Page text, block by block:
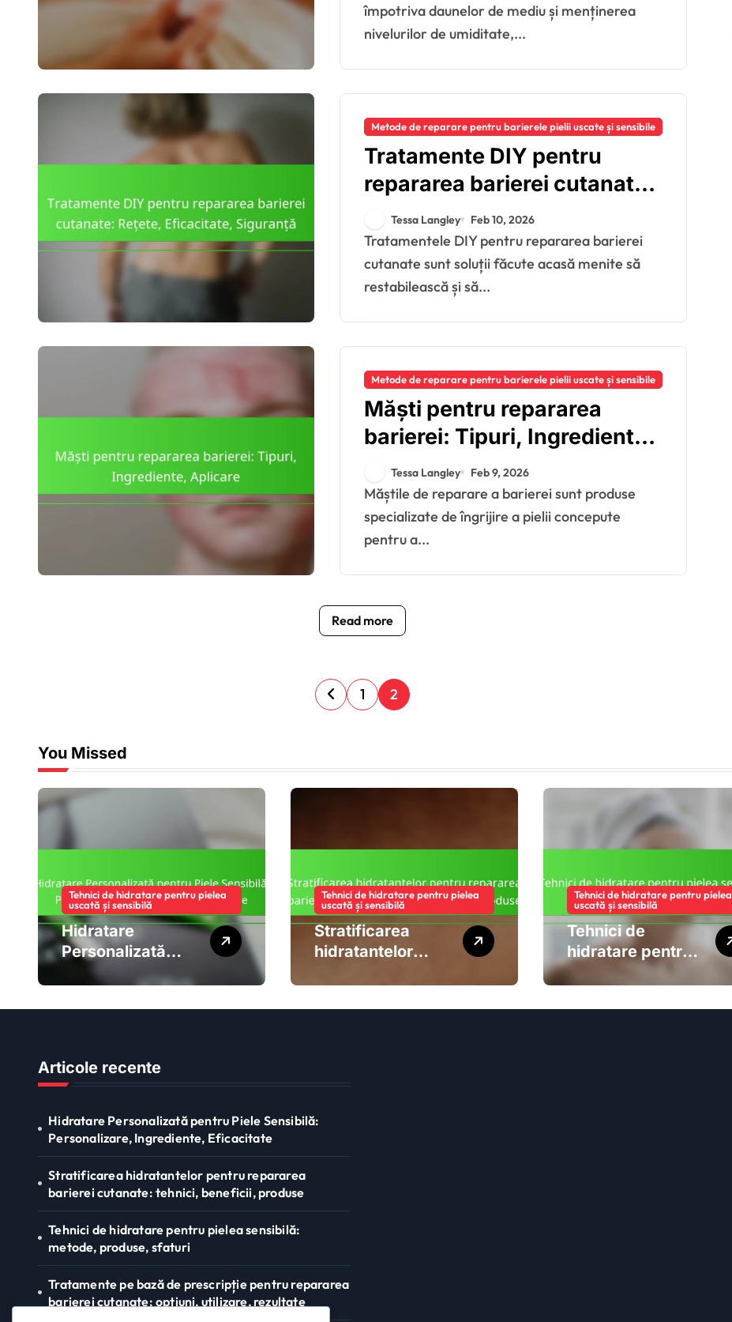
împotriva daunelor de mediu și menținerea
nivelurilor de umiditate,...
Metode de reparare pentru barierele pielii uscate și sensibile
Tratamente DIY pentru
repararea barierei cutanate:
Rețete, Eficacitate,
Siguranță
Tessa Langley Feb 10, 2026
Tratamentele DIY pentru repararea barierei
cutanate sunt soluții făcute acasă menite să
restabilească și să...
Metode de reparare pentru barierele pielii uscate și sensibile
Măști pentru repararea
barierei: Tipuri, Ingrediente,
Aplicare
Tessa Langley Feb 9, 2026
Măștile de reparare a barierei sunt produse
specializate de îngrijire a pielii concepute
pentru a...
Read more
P
t
p
a
g
i
n
a
i
o
1 2
You Missed
Tehnici de hidratare pentru pielea
uscată și sensibilă
Hidratare
Personalizată
pentru Piele
Personalizare,
Tehnici de hidratare pentru pielea
uscată și sensibilă
Stratificarea
hidratantelor
tehnici, beneficii,
Tehnici de hidratare pentru pielea
uscată și sensibilă
Tehnici de
hidratare pentru
pielea sensibilă:
sfaturi
Articole recente
Hidratare Personalizată pentru Piele Sensibilă:
Personalizare, Ingrediente, Eficacitate
Stratificarea hidratantelor pentru repararea
barierei cutanate: tehnici, beneficii, produse
Tehnici de hidratare pentru pielea sensibilă:
metode, produse, sfaturi
Tratamente pe bază de prescripție pentru repararea
barierei cutanate: opțiuni, utilizare, rezultate